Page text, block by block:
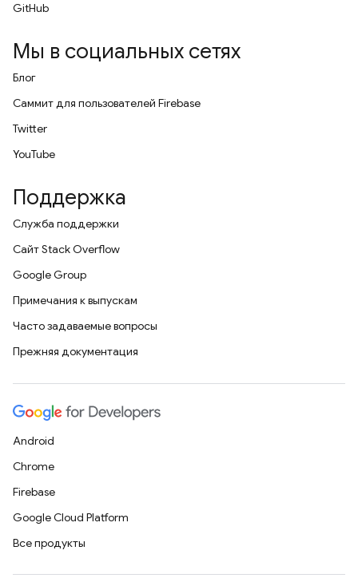
GitHub
Мы в социальных сетях
Блог
Саммит для пользователей Firebase
Twitter
YouTube
Поддержка
Служба поддержки
Сайт Stack Overflow
Google Group
Примечания к выпускам
Часто задаваемые вопросы
Прежняя документация
Android
Chrome
Firebase
Google Cloud Platform
Все продукты